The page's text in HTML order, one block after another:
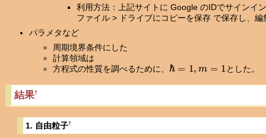
利用方法：上記サイトに Google のIDでサインイ
ファイル > ドライブにコピーを保存 で保存し、
パラメタなど
周期境界条件にした
計算領域は
方程式の性質を調べるために、 ℏ m とした。
結果†
1. 自由粒子†